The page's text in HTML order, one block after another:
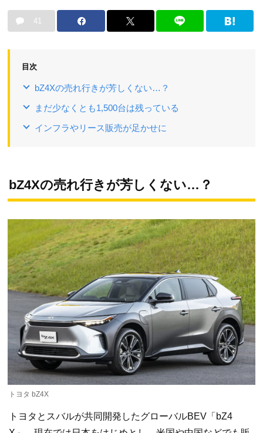
41
目次
bZ4Xの売れ行きが芳しくない…？
まだ少なくとも1,500台は残っている
インフラやリース販売が足かせに
bZ4Xの売れ行きが芳しくない…？
トヨタ bZ4X
トヨタとスバルが共同開発したグローバルBEV「bZ4